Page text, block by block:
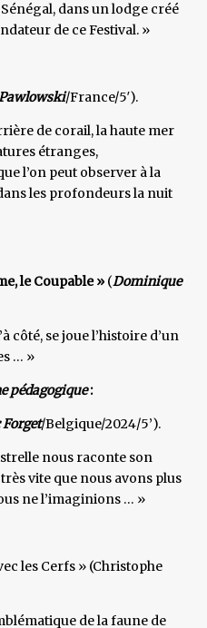
dans un lodge créé
de ce Festival. »
/France/5′).
de corail, la haute mer
étranges,
l’on peut observer à la
les profondeurs la nuit
le Coupable » (Dominique
côté, se joue l’histoire d’un
… »
pédagogique:
/Belgique/2024/5’).
nous raconte son
vite que nous avons plus
ne l’imaginions … »
les Cerfs » (Christophe
de la faune de